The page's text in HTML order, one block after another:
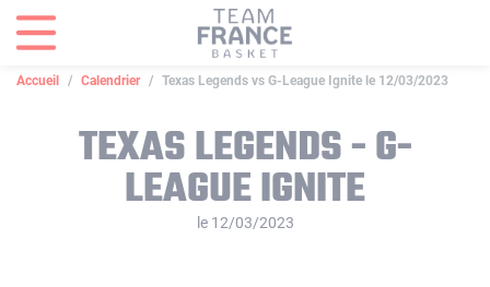
Accueil Calendrier Texas Legends vs G-League Ignite le 12/03/2023
TEXAS LEGENDS - G-
LEAGUE IGNITE
le 12/03/2023
Panneau de gestion des cookies